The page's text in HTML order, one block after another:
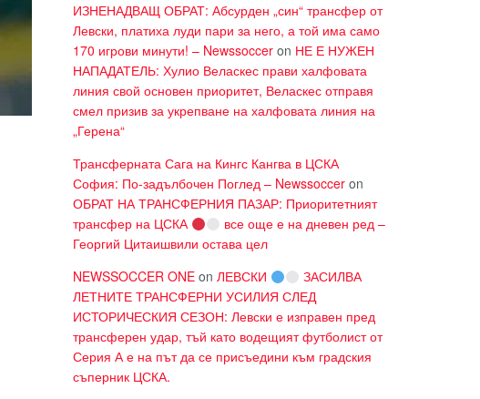
ИЗНЕНАДВАЩ ОБРАТ: Абсурден „син“ трансфер от
Левски, платиха луди пари за него, а той има само
170 игрови минути! – Newssoccer on НЕ Е НУЖЕН
НАПАДАТЕЛЬ: Хулио Веласкес прави халфовата
линия свой основен приоритет, Веласкес отправя
смел призив за укрепване на халфовата линия на
„Герена“
Трансферната Сага на Кингс Кангва в ЦСКА
София: По-задълбочен Поглед – Newssoccer on
ОБРАТ НА ТРАНСФЕРНИЯ ПАЗАР: Приоритетният
трансфер на ЦСКА
все още е на дневен ред –
Георгий Цитаишвили остава цел
NEWSSOCCER ONE on ЛЕВСКИ
ЗАСИЛВА
ЛЕТНИТЕ ТРАНСФЕРНИ УСИЛИЯ СЛЕД
ИСТОРИЧЕСКИЯ СЕЗОН: Левски е изправен пред
трансферен удар, тъй като водещият футболист от
Серия А е на път да се присъедини към градския
съперник ЦСКА.